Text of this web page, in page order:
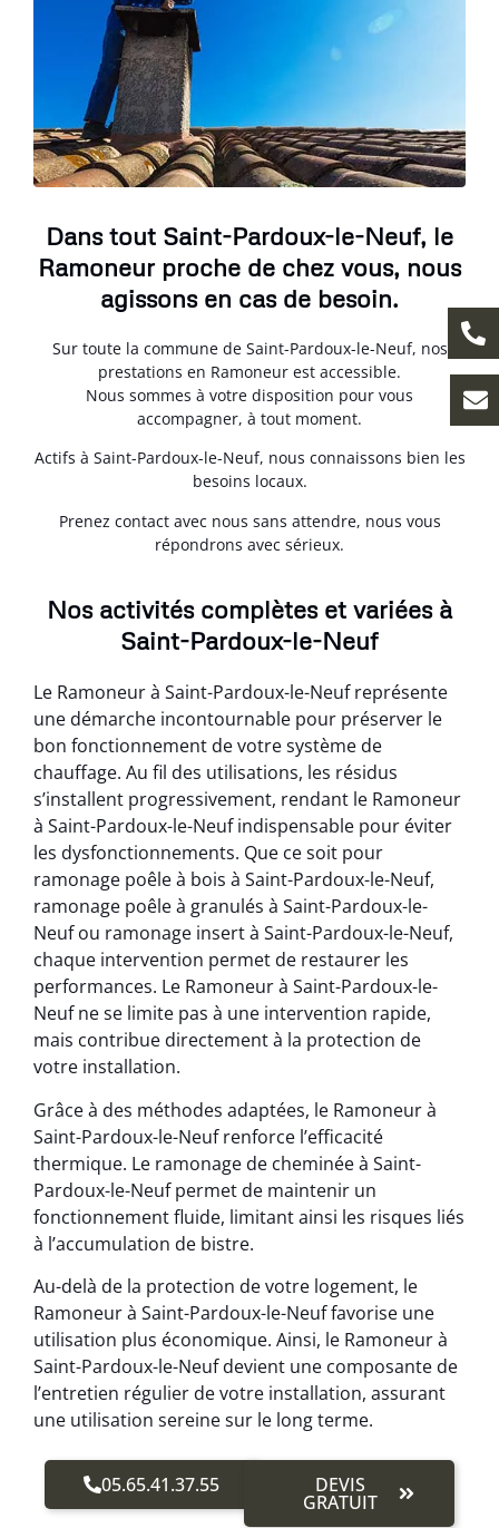
Dans tout Saint-Pardoux-le-Neuf, le
Ramoneur proche de chez vous, nous
agissons en cas de besoin.
Sur toute la commune de Saint-Pardoux-le-Neuf, nos
prestations en Ramoneur est accessible.
Nous sommes à votre disposition pour vous
accompagner, à tout moment.
Actifs à Saint-Pardoux-le-Neuf, nous connaissons bien les
besoins locaux.
Prenez contact avec nous sans attendre, nous vous
répondrons avec sérieux.
Nos activités complètes et variées à
Saint-Pardoux-le-Neuf
Le Ramoneur à Saint-Pardoux-le-Neuf représente
une démarche incontournable pour préserver le
bon fonctionnement de votre système de
chauffage. Au fil des utilisations, les résidus
s’installent progressivement, rendant le Ramoneur
à Saint-Pardoux-le-Neuf indispensable pour éviter
les dysfonctionnements. Que ce soit pour
ramonage poêle à bois à Saint-Pardoux-le-Neuf,
ramonage poêle à granulés à Saint-Pardoux-le-
Neuf ou ramonage insert à Saint-Pardoux-le-Neuf,
chaque intervention permet de restaurer les
performances. Le Ramoneur à Saint-Pardoux-le-
Neuf ne se limite pas à une intervention rapide,
mais contribue directement à la protection de
votre installation.
Grâce à des méthodes adaptées, le Ramoneur à
Saint-Pardoux-le-Neuf renforce l’efficacité
thermique. Le ramonage de cheminée à Saint-
Pardoux-le-Neuf permet de maintenir un
fonctionnement fluide, limitant ainsi les risques liés
à l’accumulation de bistre.
Au-delà de la protection de votre logement, le
Ramoneur à Saint-Pardoux-le-Neuf favorise une
utilisation plus économique. Ainsi, le Ramoneur à
Saint-Pardoux-le-Neuf devient une composante de
l’entretien régulier de votre installation, assurant
une utilisation sereine sur le long terme.
05.65.41.37.55 DEVIS
GRATUIT